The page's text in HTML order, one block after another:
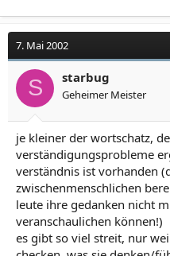
7. Mai 2002
S starbug
Geheimer Meister
je kleiner der wortschatz,
verständigungsprobleme
verständnis ist vorhanden
zwischenmenschlichen
leute ihre gedanken nicht
veranschaulichen können!)
es gibt so viel streit, nur